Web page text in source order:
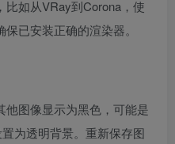
如从VRay到Corona，使
已安装正确的渲染器。
他图像显示为黑色，可能是
为透明背景。重新保存图